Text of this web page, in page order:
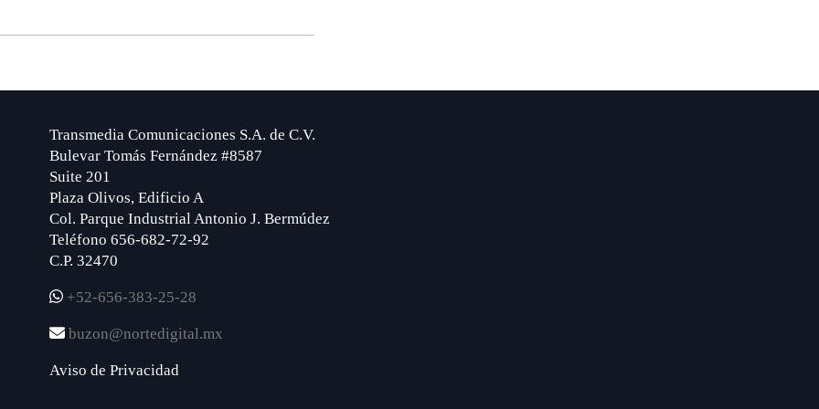
Transmedia Comunicaciones S.A. de C.V.
Bulevar Tomás Fernández #8587
Suite 201
Plaza Olivos, Edificio A
Col. Parque Industrial Antonio J. Bermúdez
Teléfono 656-682-72-92
C.P. 32470
+52-656-383-25-28
buzon@nortedigital.mx
Aviso de Privacidad